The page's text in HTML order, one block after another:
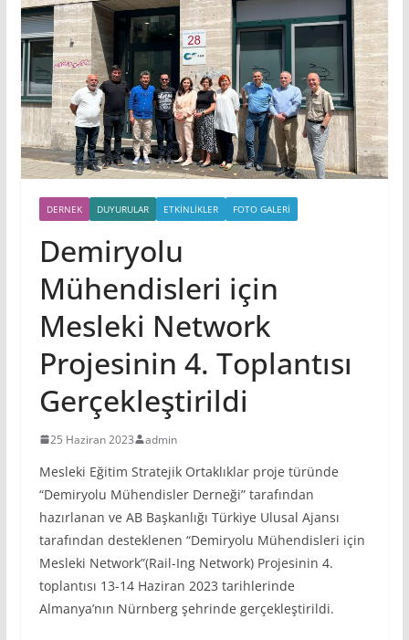
DERNEK DUYURULAR ETKINLIKLER FOTO GALERI
Demiryolu
Mühendisleri için
Mesleki Network
Projesinin 4. Toplantısı
Gerçekleştirildi
25 Haziran 2023 admin
Mesleki Eğitim Stratejik Ortaklıklar proje türünde
“Demiryolu Mühendisler Derneği” tarafından
hazırlanan ve AB Başkanlığı Türkiye Ulusal Ajansı
tarafından desteklenen “Demiryolu Mühendisleri için
Mesleki Network”(Rail-Ing Network) Projesinin 4.
toplantısı 13-14 Haziran 2023 tarihlerinde
Almanya’nın Nürnberg şehrinde gerçekleştirildi.